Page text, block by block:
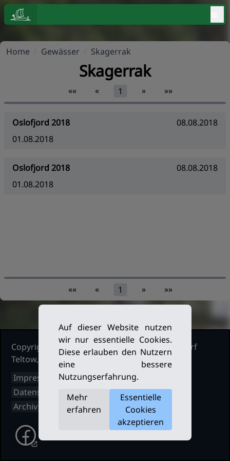
Home Gewässer Skagerrak
Skagerrak
«« « 1 » »»
Oslofjord 2018
08.08.2018
01.08.2018
Oslofjord 2018
08.08.2018
01.08.2018
«« « 1 » »»
Copyright Ruderclub Kleinmachnow Stahnsdorf
Teltow, 2026. Alle Rechte vorbehalten.
Impressum
Datenschutz
Archiv
Auf dieser Website nutzen
wir nur essentielle Cookies.
Diese erlauben den Nutzern
eine bessere
Nutzungserfahrung.
Mehr
erfahren
Essentielle
Cookies
akzeptieren